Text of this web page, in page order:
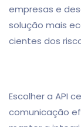
empresas e
solução mais
cientes dos
Escolher a API
comunicação